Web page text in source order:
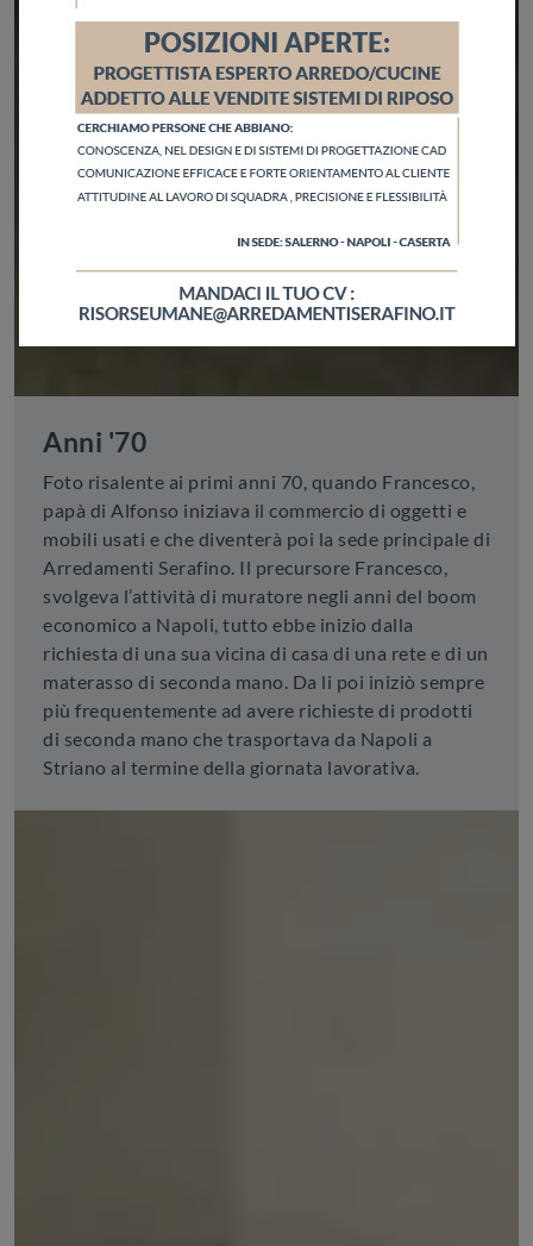
Anni '70
Foto risalente ai primi anni 70, quando Francesco,
papà di Alfonso iniziava il commercio di oggetti e
mobili usati e che diventerà poi la sede principale di
Arredamenti Serafino. Il precursore Francesco,
svolgeva l’attività di muratore negli anni del boom
economico a Napoli, tutto ebbe inizio dalla
richiesta di una sua vicina di casa di una rete e di un
materasso di seconda mano. Da li poi iniziò sempre
più frequentemente ad avere richieste di prodotti
di seconda mano che trasportava da Napoli a
Striano al termine della giornata lavorativa.